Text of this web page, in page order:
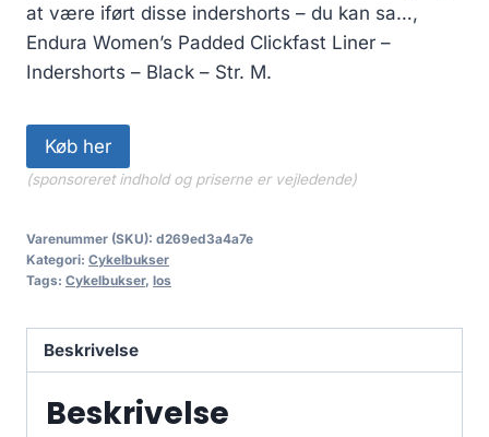
at være iført disse indershorts – du kan sa…,
Endura Women’s Padded Clickfast Liner –
Indershorts – Black – Str. M.
Køb her
(sponsoreret indhold og priserne er vejledende)
Varenummer (SKU): d269ed3a4a7e
Kategori: Cykelbukser
Tags: Cykelbukser, los
Beskrivelse
Beskrivelse